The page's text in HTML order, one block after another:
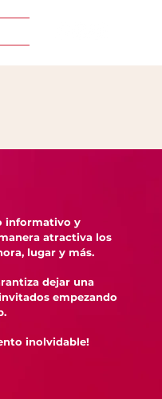
informativo y
atractiva los
lugar y más.
dejar una
empezando
inolvidable!